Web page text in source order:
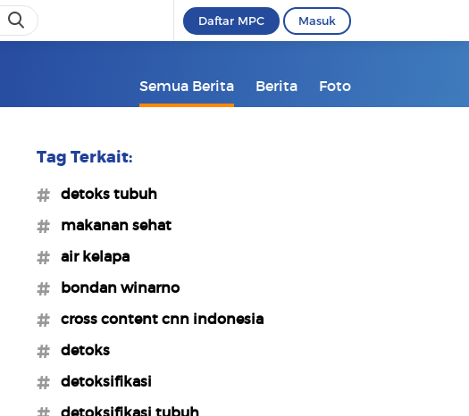
Daftar MPC Masuk
Semua Berita Berita Foto
Tag Terkait:
#detoks tubuh
#makanan sehat
#air kelapa
#bondan winarno
#cross content cnn indonesia
#detoks
#detoksifikasi
#detoksifikasi tubuh